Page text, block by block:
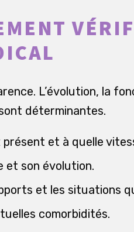
L’évolution, la
déterminantes.
et à quelle
et son évolution.
et les situations
comorbidités.